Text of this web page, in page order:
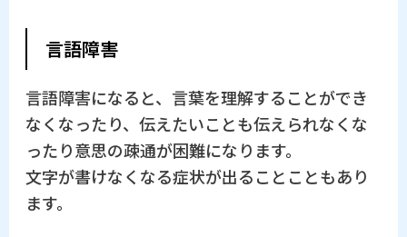
言語障害
言語障害になると、言葉を理解することができ
なくなったり、伝えたいことも伝えられなくな
ったり意思の疎通が困難になります。
文字が書けなくなる症状が出ることこともあり
ます。